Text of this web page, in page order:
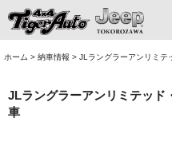
ホーム > 納車情報 > JLラングラーアンリミ
JLラングラーアンリミテッ
車